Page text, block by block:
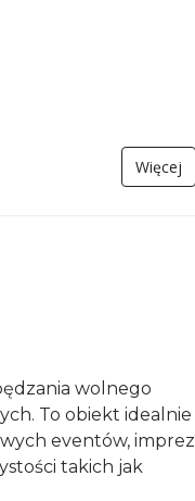
Więcej
wolnego
To obiekt idealnie
eventów, imprez
takich jak